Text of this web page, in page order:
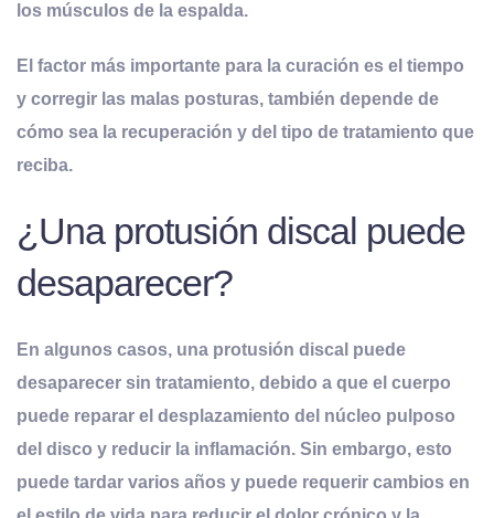
los músculos de la espalda.
El factor más importante para la curación es el tiempo
y corregir las malas posturas, también depende de
cómo sea la recuperación y del tipo de tratamiento que
reciba.
¿Una protusión discal puede
desaparecer?
En algunos casos, una protusión discal puede
desaparecer sin tratamiento, debido a que el cuerpo
puede reparar el desplazamiento del núcleo pulposo
del disco y reducir la inflamación. Sin embargo, esto
puede tardar varios años y puede requerir cambios en